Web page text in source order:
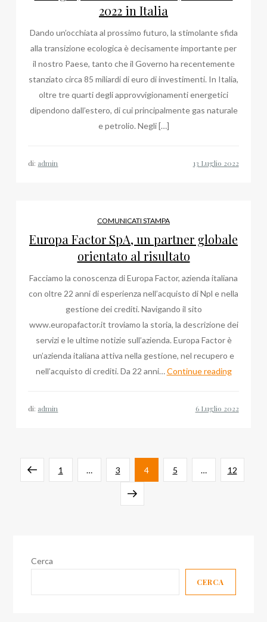
2022 in Italia
Dando un’occhiata al prossimo futuro, la stimolante sfida
alla transizione ecologica è decisamente importante per
il nostro Paese, tanto che il Governo ha recentemente
stanziato circa 85 miliardi di euro di investimenti. In Italia,
oltre tre quarti degli approvvigionamenti energetici
dipendono dall’estero, di cui principalmente gas naturale
e petrolio. Negli […]
di: admin
COMUNICATI STAMPA
Europa Factor SpA, un partner globale
orientato al risultato
Facciamo la conoscenza di Europa Factor, azienda italiana
con oltre 22 anni di esperienza nell’acquisto di Npl e nella
gestione dei crediti. Navigando il sito
www.europafactor.it troviamo la storia, la descrizione dei
servizi e le ultime notizie sull’azienda. Europa Factor è
un’azienda italiana attiva nella gestione, nel recupero e
nell’acquisto di crediti. Da 22 anni…Continue readingEuropa
al
di: admin
Paginazione
PaginaPagina
1 … Pagina
3 Pagina
4 Pagina
5 … Pagina
12
Pagina
Cerca
CERCA